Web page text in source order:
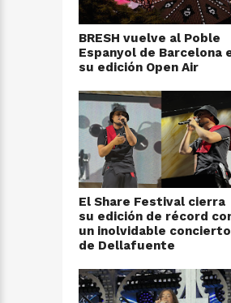
BRESH vuelve al Poble
Espanyol de Barcelona
su edición Open Air
El Share Festival cierra
su edición de récord
un inolvidable concierto
de Dellafuente